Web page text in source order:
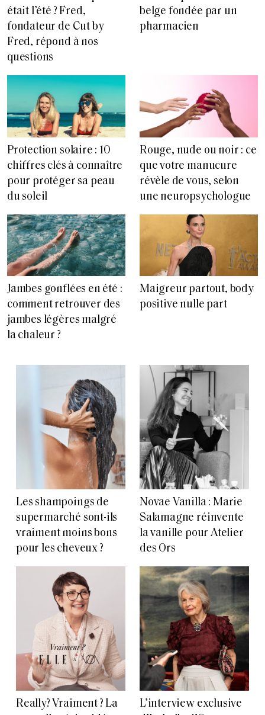
était l’été ? Fred,
fondateur de Cut by
Fred, répond à nos
questions
belge fondée par un
pharmacien
Protection solaire : 10
chiffres clés à connaître
pour protéger sa peau
du soleil
Rouge, nude ou noir : ce
que votre manucure
révèle de vous, selon
une neuropsychologue
Jambes gonflées en été :
comment retrouver des
jambes légères malgré
la chaleur ?
Maigreur partout, body
positive nulle part
Les shampoings de
supermarché sont-ils
vraiment moins bons
pour les cheveux ?
Novae Vanilla : Marie
Salamagne réinvente
la vanille pour Atelier
des Ors
Really? Vraiment ? La
L’interview exclusive